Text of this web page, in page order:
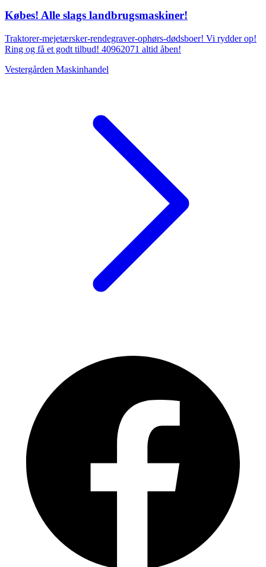
Købes! Alle slags landbrugsmaskiner!
Traktorer-mejetærsker-rendegraver-ophørs-dødsboer! Vi rydder op!
Ring og få et godt tilbud! 40962071 altid åben!
Vestergården Maskinhandel